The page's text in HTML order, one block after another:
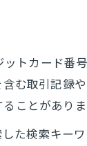
トカード番
む取引記録
ことがありま
た検索キー